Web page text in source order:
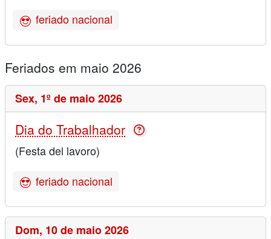
feriado nacional
Feriados em maio 2026
Sex, 1º de maio 2026
Dia do Trabalhador
(Festa del lavoro)
feriado nacional
Dom, 10 de maio 2026